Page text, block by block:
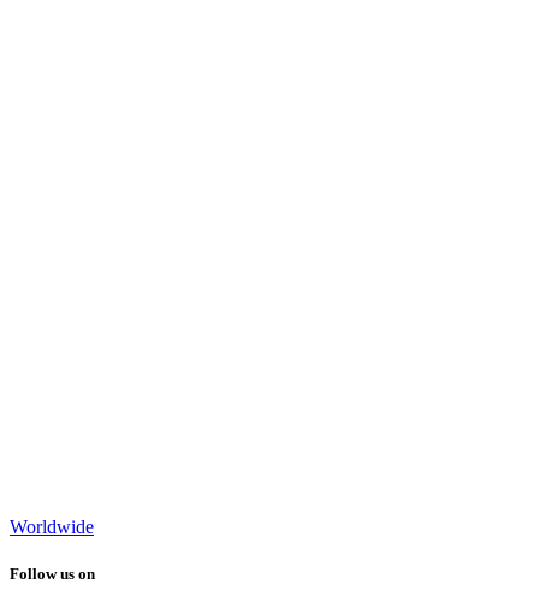
Worldwide
Follow us on